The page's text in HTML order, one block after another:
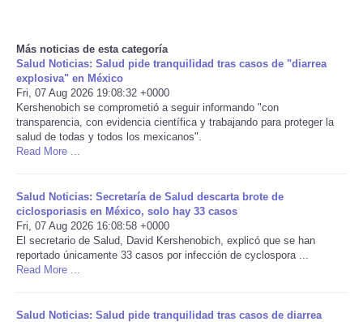
Science
Social
Sports
Travel
USA
Más noticias de esta categoría
Salud Noticias: Salud pide tranquilidad tras casos de "diarrea
explosiva" en México
Fri, 07 Aug 2026 19:08:32 +0000
Kershenobich se comprometió a seguir informando "con
transparencia, con evidencia científica y trabajando para proteger la
salud de todas y todos los mexicanos".
Read More ...
Salud Noticias: Secretaría de Salud descarta brote de
ciclosporiasis en México, solo hay 33 casos
Fri, 07 Aug 2026 16:08:58 +0000
El secretario de Salud, David Kershenobich, explicó que se han
reportado únicamente 33 casos por infección de cyclospora ...
Read More ...
Salud Noticias: Salud pide tranquilidad tras casos de diarrea